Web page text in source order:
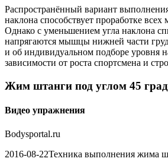
Распространённый вариант
наклона способствует проработке
Однако с уменьшением угла наклона
напрягаются мышцы нижней части
и об индивидуальном подборе уровня
зависимости от роста спортсмена и
Жим штанги под углом 45
Видео упражнения
Bodysportal.ru
2016-08-22Техника выполнения жима